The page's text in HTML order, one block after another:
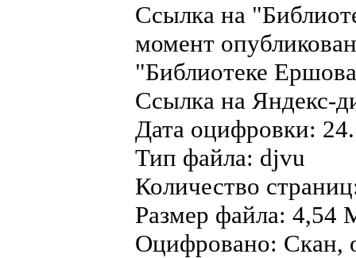
Ссылка на
момент
"Библиотеке
Ссылка на Яндекс-
Дата оцифровки:
Тип файла: djvu
Количество
Размер файла: 4,54
Оцифровано: Скан,